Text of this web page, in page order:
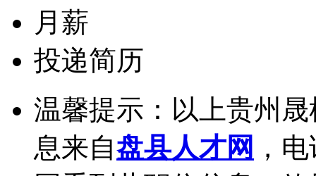
月薪
投递简历
温馨提示：以上贵州
息来自盘县人才网 ，